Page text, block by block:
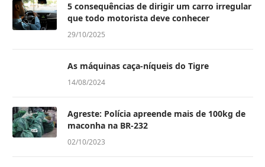
5 consequências de dirigir um carro irregular
que todo motorista deve conhecer
29/10/2025
As máquinas caça-níqueis do Tigre
14/08/2024
Agreste: Polícia apreende mais de 100kg de
maconha na BR-232
02/10/2023